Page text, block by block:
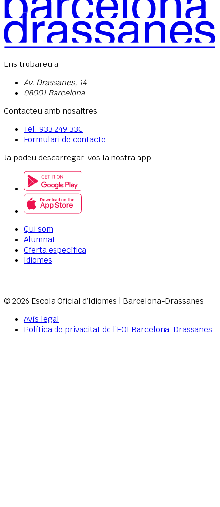
Ens trobareu a
Av. Drassanes, 14
08001 Barcelona
Contacteu amb nosaltres
Tel. 933 249 330
Formulari de contacte
Ja podeu descarregar-vos la nostra app
Qui som
Alumnat
Oferta específica
Idiomes
© 2026 Escola Oficial d’Idiomes | Barcelona-Drassanes
Avís legal
Política de privacitat de l’EOI Barcelona-Drassanes